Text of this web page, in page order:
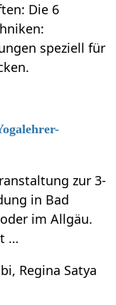
Die 6
speziell für
zur 3-
in Bad
im Allgäu.
…
Regina Satya